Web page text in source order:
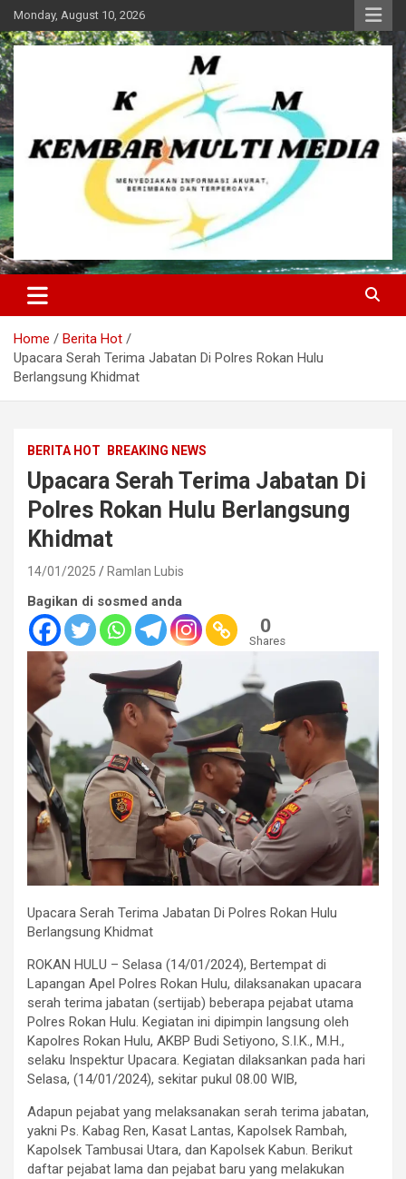
Skip
to
content
Monday, August 10, 2026
Kembar Multi Media
Home
Berita Hot
Upacara Serah Terima Jabatan Di Polres Rokan Hulu
Berlangsung Khidmat
BERITA HOT BREAKING NEWS
Upacara Serah Terima Jabatan Di
Polres Rokan Hulu Berlangsung
Khidmat
14/01/2025 Ramlan Lubis
Bagikan di sosmed anda
0
Shares
Upacara Serah Terima Jabatan Di Polres Rokan Hulu
Berlangsung Khidmat
ROKAN HULU – Selasa (14/01/2024), Bertempat di
Lapangan Apel Polres Rokan Hulu, dilaksanakan upacara
serah terima jabatan (sertijab) beberapa pejabat utama
Polres Rokan Hulu. Kegiatan ini dipimpin langsung oleh
Kapolres Rokan Hulu, AKBP Budi Setiyono, S.I.K., M.H.,
selaku Inspektur Upacara. Kegiatan dilaksankan pada hari
Selasa, (14/01/2024), sekitar pukul 08.00 WIB,
Adapun pejabat yang melaksanakan serah terima jabatan,
yakni Ps. Kabag Ren, Kasat Lantas, Kapolsek Rambah,
Kapolsek Tambusai Utara, dan Kapolsek Kabun. Berikut
daftar pejabat lama dan pejabat baru yang melakukan